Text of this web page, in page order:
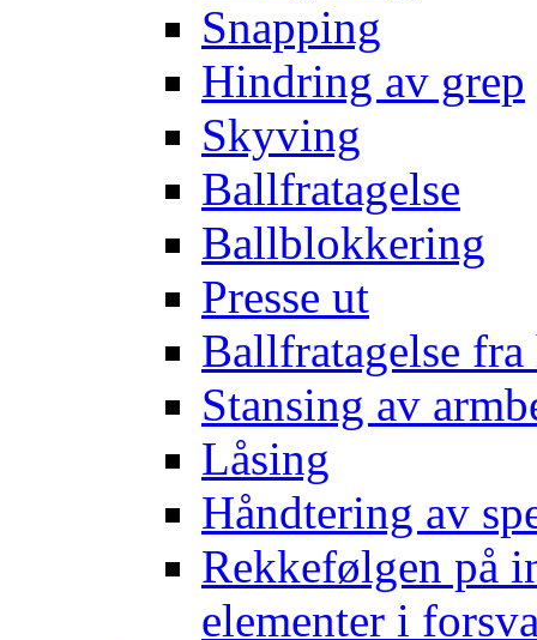
Snapping
Hindring av grep
Skyving
Ballfratagelse
Ballblokkering
Presse ut
Ballfratagelse fra
Stansing av
Låsing
Håndtering av
Rekkefølgen på
elementer i